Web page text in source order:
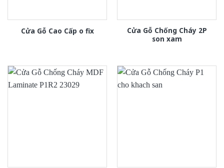
Cửa Gỗ Cao Cấp o fix
Cửa Gỗ Chống Cháy 2P
son xam